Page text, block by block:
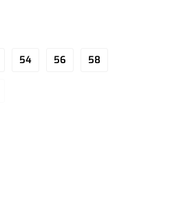
54 56 58